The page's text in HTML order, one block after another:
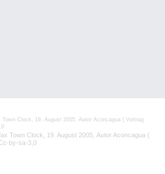
Town Clock, 19. August 2005, Autor Aconcagua ( Vortrag
Town Clock, 19. August 2005, Autor Aconcagua (
by-sa-3,0